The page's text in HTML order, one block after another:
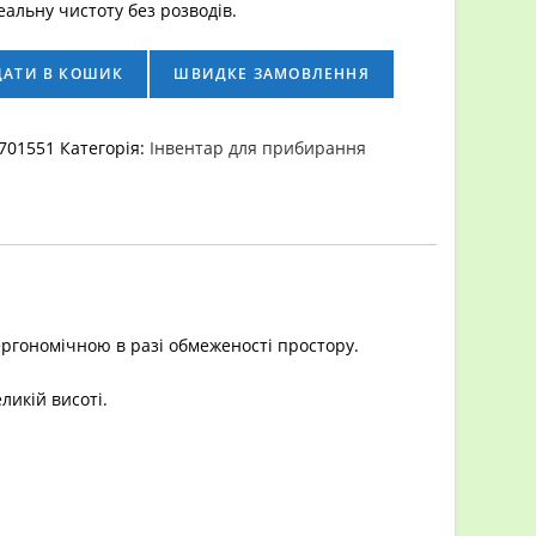
чистоту без розводів.
В КОШИК ШВИДКЕ ЗАМОВЛЕННЯ
Категорія: Інвентар для прибирання
в разі обмеженості простору.
висоті.